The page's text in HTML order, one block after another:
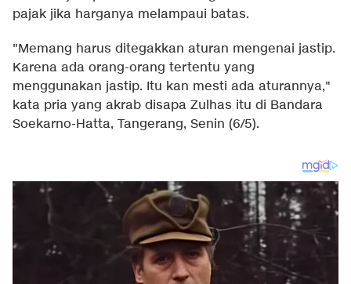
pajak jika harganya melampaui batas.
"Memang harus ditegakkan aturan mengenai jastip.
Karena ada orang-orang tertentu yang
menggunakan jastip. Itu kan mesti ada aturannya,"
kata pria yang akrab disapa Zulhas itu di Bandara
Soekarno-Hatta, Tangerang, Senin (6/5).